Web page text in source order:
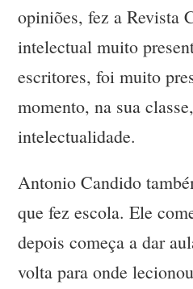
opiniões, fez a Revista
intelectual muito
escritores, foi muito
momento, na sua
intelectualidade.
Antonio Candido
que fez escola. Ele
depois começa a dar
volta para onde